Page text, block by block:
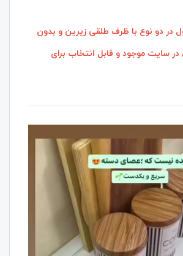
در دو نوع با ظرف طلقی زیرین و بدون
سایت موجود و قابل انتخاب برای